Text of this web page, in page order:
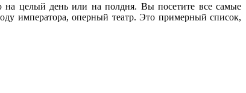
на целый день или на полдня. Вы посетите все самые
императора, оперный театр. Это примерный список,